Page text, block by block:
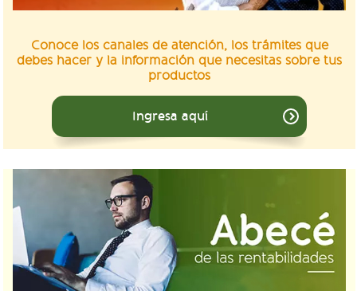
Conoce los canales de atención, los trámites que
debes hacer y la información que necesitas sobre tus
productos
Ingresa aquí